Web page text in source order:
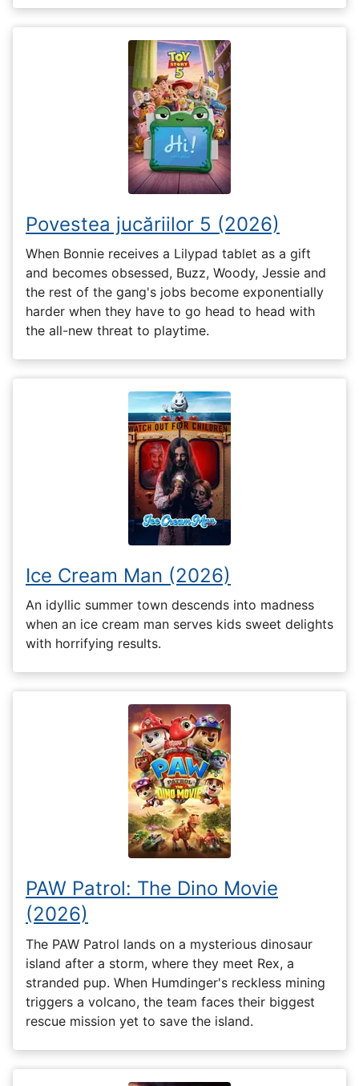
Povestea jucăriilor 5 (2026)
When Bonnie receives a Lilypad tablet as a gift
and becomes obsessed, Buzz, Woody, Jessie and
the rest of the gang's jobs become exponentially
harder when they have to go head to head with
the all-new threat to playtime.
Ice Cream Man (2026)
An idyllic summer town descends into madness
when an ice cream man serves kids sweet delights
with horrifying results.
PAW Patrol: The Dino Movie
(2026)
The PAW Patrol lands on a mysterious dinosaur
island after a storm, where they meet Rex, a
stranded pup. When Humdinger's reckless mining
triggers a volcano, the team faces their biggest
rescue mission yet to save the island.